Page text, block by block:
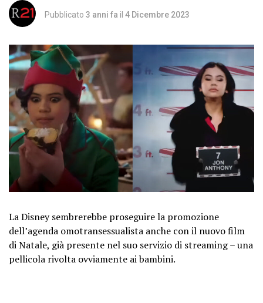
Pubblicato 3 anni fa il 4 Dicembre 2023
La Disney sembrerebbe proseguire la promozione
dell’agenda omotransessualista anche con il nuovo film
di Natale, già presente nel suo servizio di streaming – una
pellicola rivolta ovviamente ai bambini.